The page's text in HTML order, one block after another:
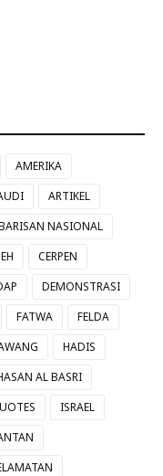
AMERIKA
ARTIKEL
NASIONAL
CERPEN
DEMONSTRASI
FATWA
FELDA
HADIS
AL BASRI
ISRAEL